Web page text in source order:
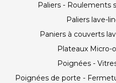
Paliers - Roulements
Paliers lave-
Paniers à couverts
Plateaux Micro-
Poignées -
Poignées de porte -